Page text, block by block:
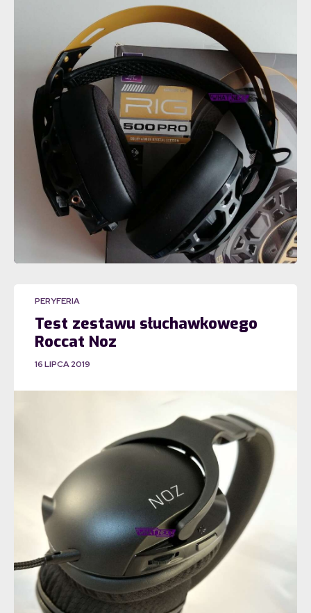
PERYFERIA
Test zestawu słuchawkowego
Roccat Noz
16 LIPCA 2019